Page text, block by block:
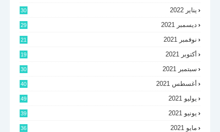
يناير 2022 30
ديسمبر 2021 29
نوفمبر 2021 21
أكتوبر 2021 19
سبتمبر 2021 30
أغسطس 2021 40
يوليو 2021 49
يونيو 2021 39
مايو 2021 36